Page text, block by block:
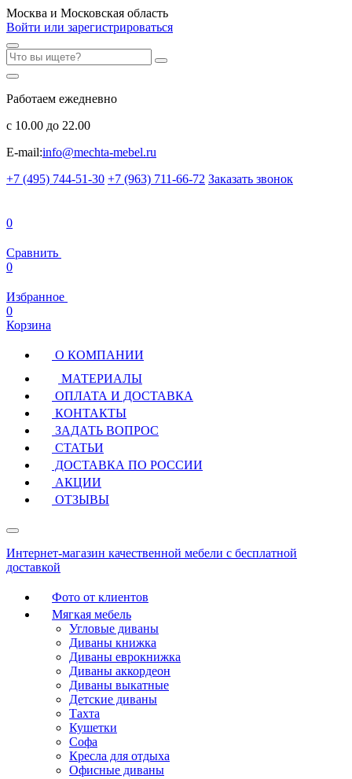
Москва и Московская область
Войти или зарегистрироваться
Работаем ежедневно
с 10.00 до 22.00
E-mail:info@mechta-mebel.ru
+7 (495) 744-51-30 +7 (963) 711-66-72 Заказать звонок
0
Сравнить
0
Избранное
0
Корзина
О КОМПАНИИ
МАТЕРИАЛЫ
ОПЛАТА И ДОСТАВКА
КОНТАКТЫ
ЗАДАТЬ ВОПРОС
СТАТЬИ
ДОСТАВКА ПО РОССИИ
АКЦИИ
ОТЗЫВЫ
Интернет-магазин качественной мебели с бесплатной
доставкой
Фото от клиентов
Мягкая мебель
Угловые диваны
Диваны книжка
Диваны еврокнижка
Диваны аккордеон
Диваны выкатные
Детские диваны
Тахта
Кушетки
Софа
Кресла для отдыха
Офисные диваны